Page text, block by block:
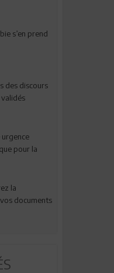
s’en prend
des discours
pour la
la
documents